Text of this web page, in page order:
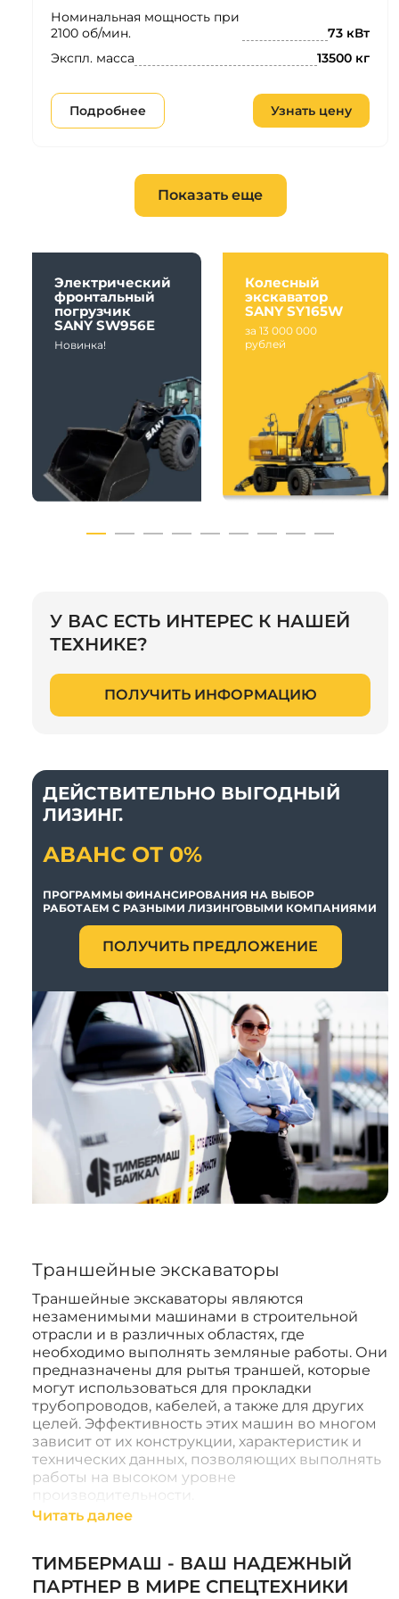
Номинальная мощность при
2100 об/мин.
73 кВт
Экспл. масса 13500 кг
Подробнее Узнать цену
Показать еще
Электрический
фронтальный
погрузчик
SANY SW956E
Новинка!
Колесный
экскаватор
SANY SY165W
за 13 000 000
рублей
У ВАС ЕСТЬ ИНТЕРЕС К НАШЕЙ
ТЕХНИКЕ?
ПОЛУЧИТЬ ИНФОРМАЦИЮ
ДЕЙСТВИТЕЛЬНО ВЫГОДНЫЙ
ЛИЗИНГ.
АВАНС ОТ 0%
ПРОГРАММЫ ФИНАНСИРОВАНИЯ НА ВЫБОР
РАБОТАЕМ С РАЗНЫМИ ЛИЗИНГОВЫМИ КОМПАНИЯМИ
ПОЛУЧИТЬ ПРЕДЛОЖЕНИЕ
Траншейные экскаваторы
Траншейные экскаваторы являются
незаменимыми машинами в строительной
отрасли и в различных областях, где
необходимо выполнять земляные работы. Они
предназначены для рытья траншей, которые
могут использоваться для прокладки
трубопроводов, кабелей, а также для других
целей. Эффективность этих машин во многом
зависит от их конструкции, характеристик и
технических данных, позволяющих выполнять
работы на высоком уровне
производительности.
Конструкция и принцип работы
имеют несколько моделей, каждая из которых
спроектирована для выполнения
Читать далее
ТИМБЕРМАШ - ВАШ НАДЕЖНЫЙ
ПАРТНЕР В МИРЕ СПЕЦТЕХНИКИ